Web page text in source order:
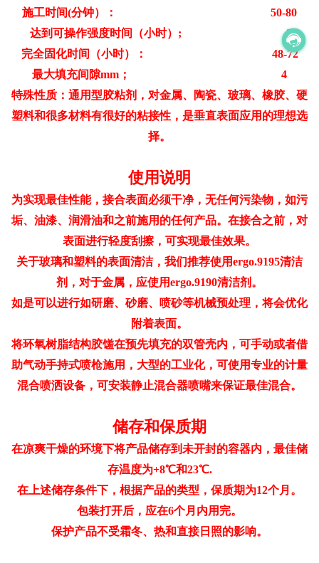
施工时间(分钟）： 50-80
达到可操作强度时间（小时）; 4
完全固化时间（小时）： 48-72
最大填充间隙mm； 4
特殊性质：通用型胶粘剂，对金属、陶瓷、玻璃、橡胶、硬
塑料和很多材料有很好的粘接性，是垂直表面应用的理想选
择。
使用说明
为实现最佳性能，接合表面必须干净，无任何污染物，如污
垢、油漆、润滑油和之前施用的任何产品。在接合之前，对
表面进行轻度刮擦，可实现最佳效果。
关于玻璃和塑料的表面清洁，我们推荐使用ergo.9195清洁
剂，对于金属，应使用ergo.9190清洁剂。
如是可以进行如研磨、砂磨、喷砂等机械预处理，将会优化
附着表面。
将环氧树脂结构胶馐在预先填充的双管壳内，可手动或者借
助气动手持式喷枪施用，大型的工业化，可使用专业的计量
混合喷洒设备，可安装静止混合器喷嘴来保证最佳混合。
储存和保质期
在凉爽干燥的环境下将产品储存到未开封的容器内，最佳储
存温度为+8℃和23℃.
在上述储存条件下，根据产品的类型，保质期为12个月。
包装打开后，应在6个月内用完。
保护产品不受霜冬、热和直接日照的影响。